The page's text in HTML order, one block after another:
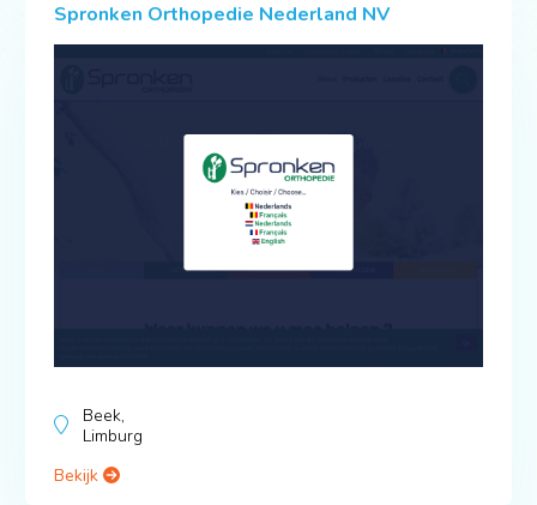
Spronken Orthopedie Nederland NV
Beek,
Limburg
Bekijk